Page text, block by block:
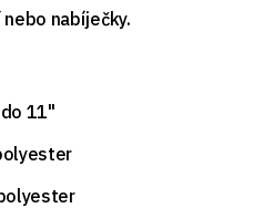
nabíječky.
11"